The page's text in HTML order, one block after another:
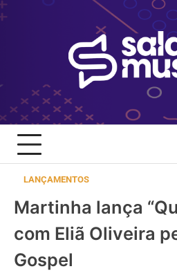
Skip
to
LANÇAMENTOS
Martinha lança
com Eliã Oliveira
Gospel